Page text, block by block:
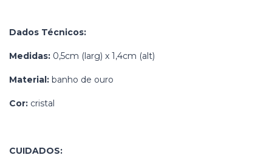
Dados Técnicos:
Medidas: 0,5cm (larg) x 1,4cm (alt)
Material: banho de ouro
Cor: cristal
CUIDADOS: